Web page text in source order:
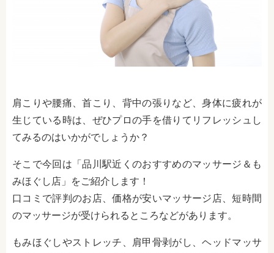
肩こりや腰痛、首こり、背中の張りなど、身体に疲れが
生じている時は、ぜひプロの手を借りてリフレッシュし
てみるのはいかがでしょうか？
そこで今回は「品川駅近くのおすすめのマッサージ＆も
みほぐし店」をご紹介します！
口コミで評判のお店、価格が安いマッサージ店、短時間
のマッサージが受けられるところなどがあります。
もみほぐしやストレッチ、肩甲骨剥がし、ヘッドマッサ